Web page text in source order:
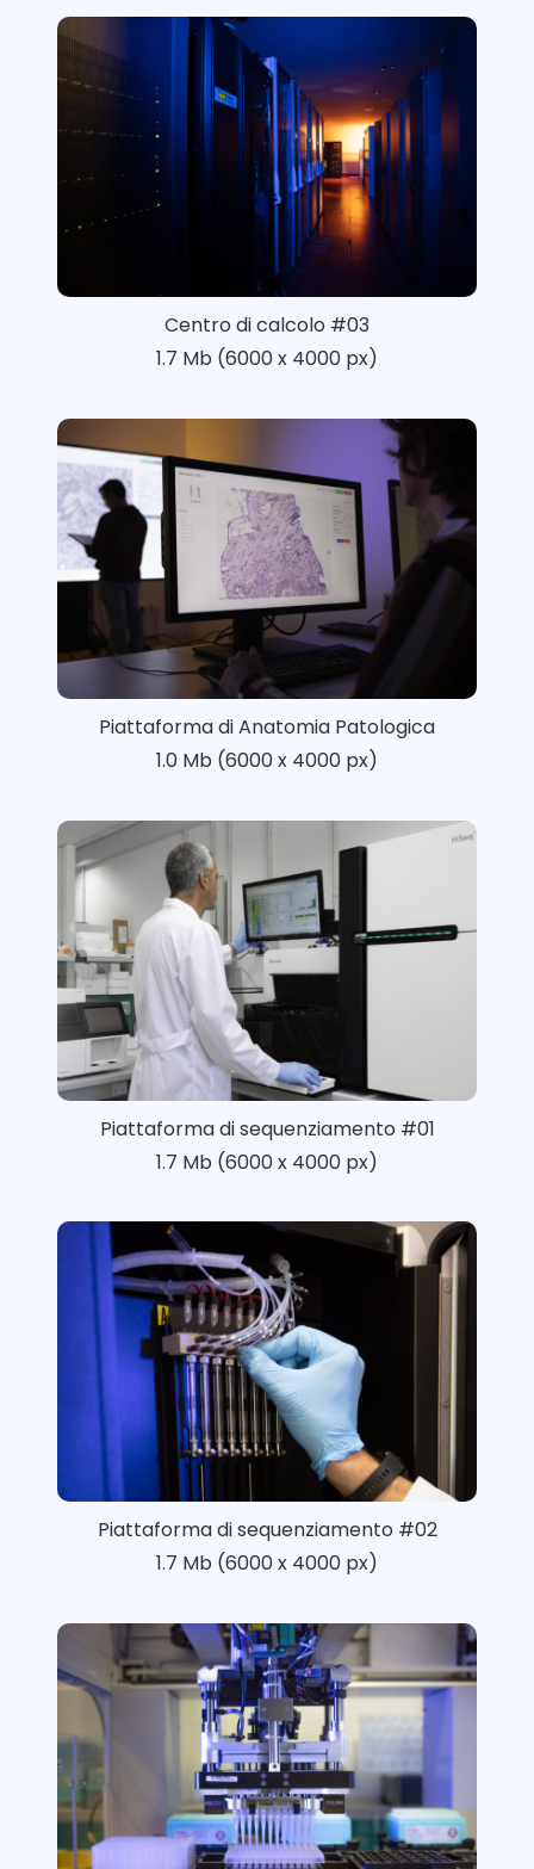
Centro di calcolo #03
1.7 Mb (6000 x 4000 px)
Piattaforma di Anatomia Patologica
1.0 Mb (6000 x 4000 px)
Piattaforma di sequenziamento #01
1.7 Mb (6000 x 4000 px)
Piattaforma di sequenziamento #02
1.7 Mb (6000 x 4000 px)